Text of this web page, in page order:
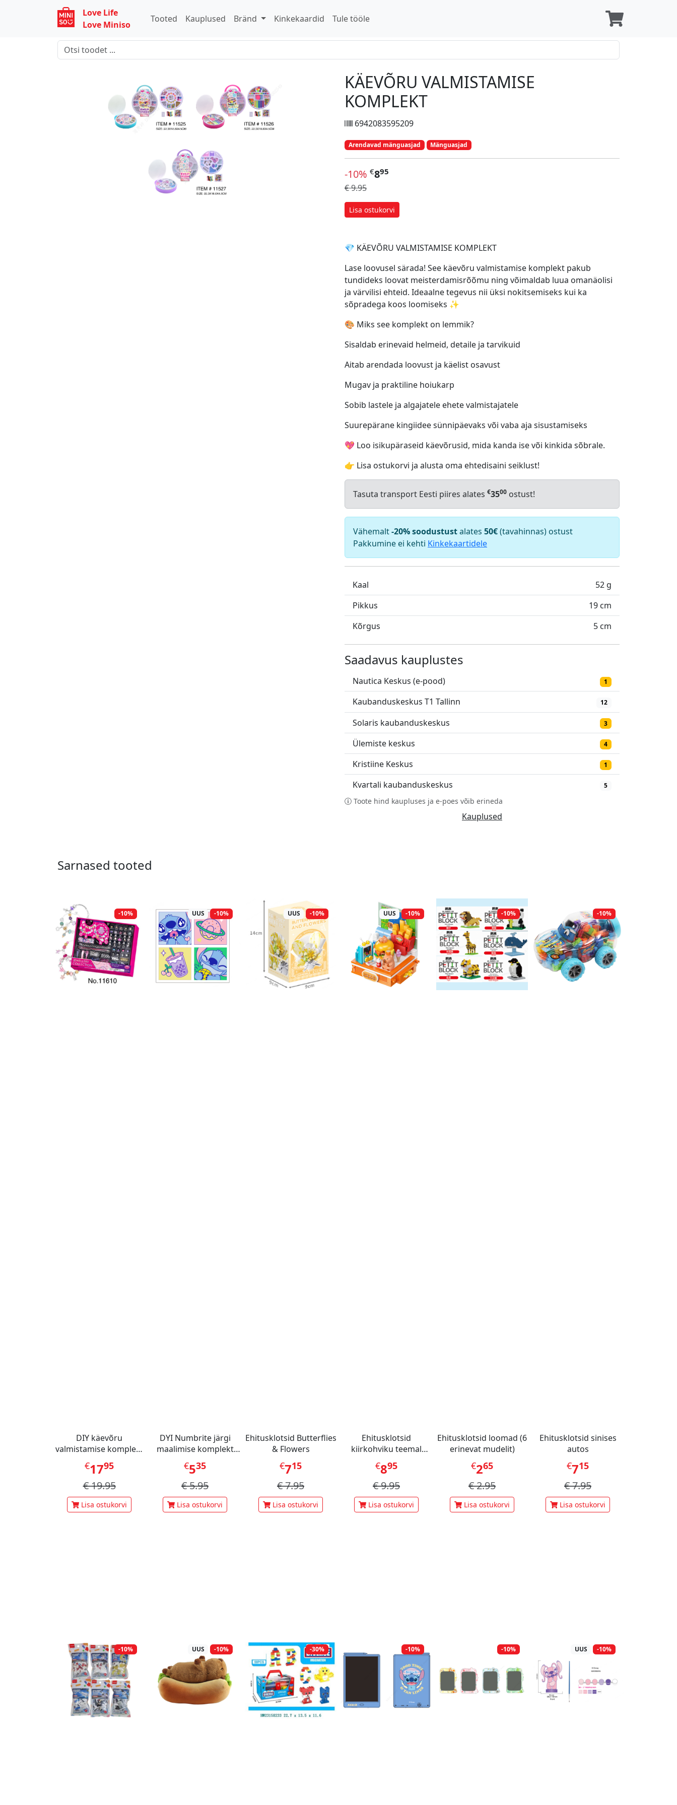
Love Life
Love Miniso
Tooted Kauplused Bränd Kinkekaardid Tule tööle
KÄEVÕRU VALMISTAMISE
KOMPLEKT
6942083595209
Arendavad mänguasjad Mänguasjad
-10% €895
€ 9.95
Lisa ostukorvi
💎 KÄEVÕRU VALMISTAMISE KOMPLEKT
Lase loovusel särada! See käevõru valmistamise komplekt pakub
tundideks loovat meisterdamisrõõmu ning võimaldab luua omanäolisi
ja värvilisi ehteid. Ideaalne tegevus nii üksi nokitsemiseks kui ka
sõpradega koos loomiseks ✨
🎨 Miks see komplekt on lemmik?
Sisaldab erinevaid helmeid, detaile ja tarvikuid
Aitab arendada loovust ja käelist osavust
Mugav ja praktiline hoiukarp
Sobib lastele ja algajatele ehete valmistajatele
Suurepärane kingiidee sünnipäevaks või vaba aja sisustamiseks
💖 Loo isikupäraseid käevõrusid, mida kanda ise või kinkida sõbrale.
👉 Lisa ostukorvi ja alusta oma ehtedisaini seiklust!
Tasuta transport Eesti piires alates €3500 ostust!
Vähemalt-20% soodustustalates 50€(tavahinnas) ostust
Pakkumine ei kehti Kinkekaartidele
Kaal
52 g
Pikkus
19 cm
Kõrgus
5 cm
Saadavus kauplustes
Nautica Keskus (e-pood) 1
Kaubanduskeskus T1 Tallinn 12
Solaris kaubanduskeskus 3
Ülemiste keskus 4
Kristiine Keskus 1
Kvartali kaubanduskeskus 5
Toote hind kaupluses ja e-poes võib erineda
Kauplused
Sarnased tooted
-10%
DIY käevõru
valmistamise komplekt
Transformation
€1795
€19.95
Lisa ostukorvi
UUS -10%
DYI Numbrite järgi
maalimise komplekt
(Disney Stitch Dinner
Party)
€535
€5.95
Lisa ostukorvi
UUS -10%
Ehitusklotsid Butterflies
& Flowers
€715
€7.95
Lisa ostukorvi
UUS -10%
Ehitusklotsid
kiirkohviku teemal
(Capybara Building
Blocks)
€895
€9.95
Lisa ostukorvi
-10%
Ehitusklotsid loomad (6
erinevat mudelit)
€265
€2.95
Lisa ostukorvi
-10%
Ehitusklotsid sinises
autos
€715
€7.95
Lisa ostukorvi
-10% UUS -10% -30% -10% -10% UUS -10%